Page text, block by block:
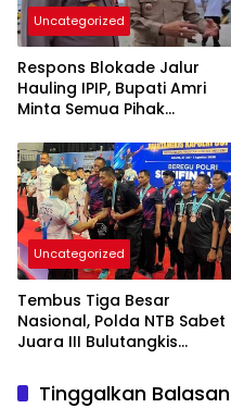
Uncategorized
Respons Blokade Jalur
Hauling IPIP, Bupati Amri
Minta Semua Pihak
Kepastian Hukum
Uncategorized
Tembus Tiga Besar
Nasional, Polda NTB Sabet
Juara III Bulutangkis
Tinggalkan Balasan